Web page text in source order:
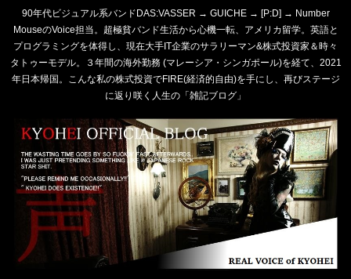
90年代ビジュアル系バンドDAS:VASSER → GUICHE → [P:D] → Number
MouseのVoice担当。超極貧バンド生活から心機一転、アメリカ留学。英語と
プログラミングを体得し、現在大手IT企業のサラリーマン&株式投資家＆時々
タトゥーモデル。３年間の海外勤務 (マレーシア・シンガポール)を経て、2021
年日本帰国。こんな私の株式投資でFIRE(経済的自由)を手にし、再びステージ
に返り咲く人生の「雑記ブログ」